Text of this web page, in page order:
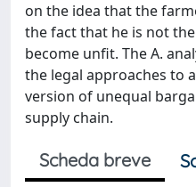
on the idea that the
the fact that he is not
become unfit. The A.
the legal approaches to
version of unequal
supply chain.
Scheda breve